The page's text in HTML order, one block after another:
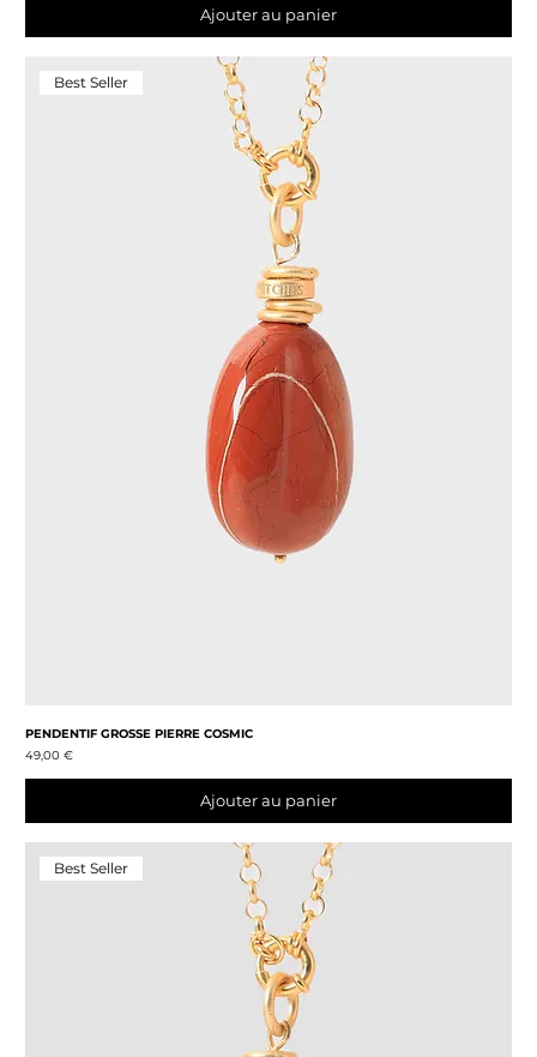
Ajouter au panier
Best Seller
PENDENTIF GROSSE PIERRE COSMIC
Prix
49,00 €
Ajouter au panier
Best Seller